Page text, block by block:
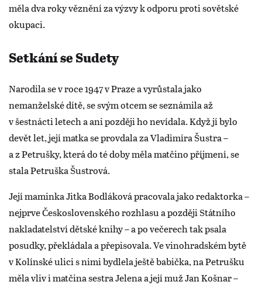
měla dva roky věznění za výzvy k odporu proti sovětské
okupaci.
Setkání se Sudety
Narodila se v roce 1947 v Praze a vyrůstala jako
nemanželské dítě, se svým otcem se seznámila až
v šestnácti letech a ani později ho nevídala. Když jí bylo
devět let, její matka se provdala za Vladimíra Šustra –
a z Petrušky, která do té doby měla matčino příjmení, se
stala Petruška Šustrová.
Její maminka Jitka Bodláková pracovala jako redaktorka –
nejprve Československého rozhlasu a později Státního
nakladatelství dětské knihy – a po večerech tak psala
posudky, překládala a přepisovala. Ve vinohradském bytě
v Kolínské ulici s nimi bydlela ještě babička, na Petrušku
měla vliv i matčina sestra Jelena a její muž Jan Košnar –